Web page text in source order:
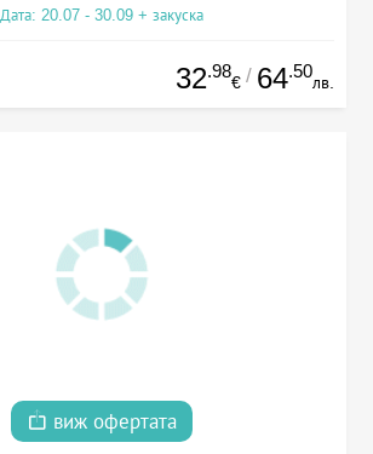
Дата: 20.07 - 30.09 + закуска
32.98
€ / 64.50
лв.
виж офертата